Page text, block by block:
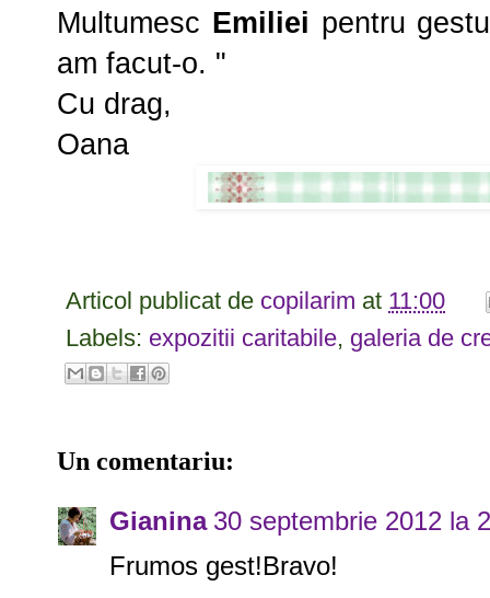
Multumesc Emiliei pentru
am facut-o. "
Cu drag,
Oana
Articol publicat de copilarim at 11:00
Labels: expozitii caritabile, galeria de
Un comentariu:
Gianina 30 septembrie 2012 la
Frumos gest!Bravo!